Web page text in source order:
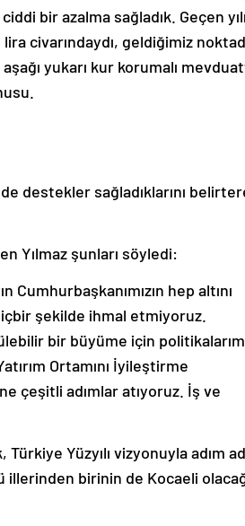
bir azalma sağladık. Geçen
civarındaydı, geldiğimiz
yukarı kur korumalı
destekler sağladıklarını
Yılmaz şunları söyledi:
hep altını
şekilde ihmal etmiyoruz.
bir büyüme için
Ortamını İyileştirme
çeşitli adımlar atıyoruz. İş ve
Yüzyılı vizyonuyla adım
illerinden birinin de Kocaeli